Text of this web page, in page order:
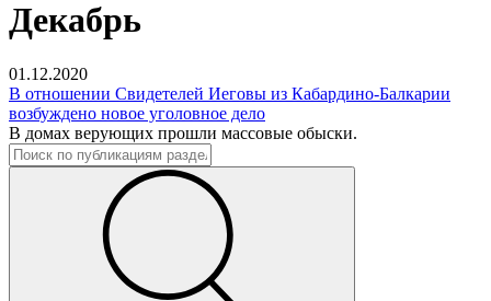
Декабрь
01.12.2020
В отношении Свидетелей Иеговы из Кабардино-Балкарии
возбуждено новое уголовное дело
В домах верующих прошли массовые обыски.